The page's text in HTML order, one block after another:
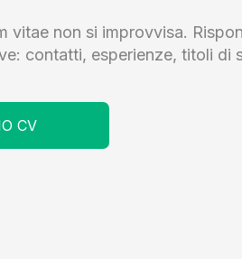
vitae non si improvvisa.
contatti, esperienze, titoli di
CV